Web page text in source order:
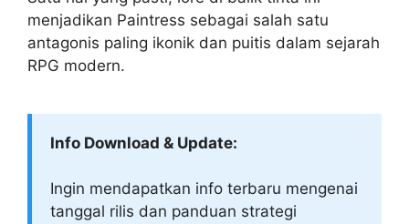
menjadikan Paintress sebagai salah satu
antagonis paling ikonik dan puitis dalam sejarah
RPG modern.
Info Download & Update:
Ingin mendapatkan info terbaru mengenai
tanggal rilis dan panduan strategi